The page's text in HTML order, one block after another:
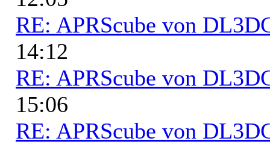
RE: APRScube von
14:12
RE: APRScube von
15:06
RE: APRScube von